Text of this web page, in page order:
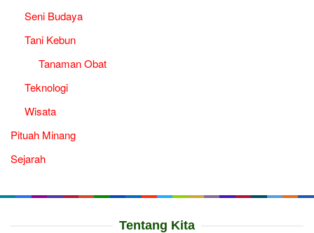
Seni Budaya
Tani Kebun
Tanaman Obat
Teknologi
Wisata
Pituah Minang
Sejarah
Tentang Kita